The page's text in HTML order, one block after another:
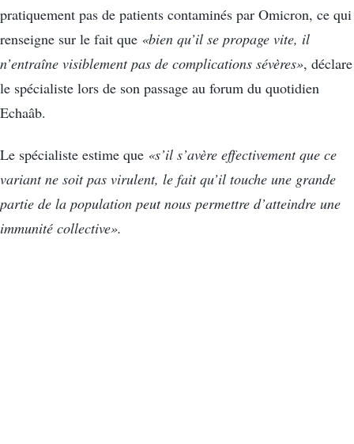
pratiquement pas de patients contaminés par Omicron, ce qui
renseigne sur le fait que «bien qu’il se propage vite, il
n’entraîne visiblement pas de complications sévères», déclare
le spécialiste lors de son passage au forum du quotidien
Echaâb.
Le spécialiste estime que «s’il s’avère effectivement que ce
variant ne soit pas virulent, le fait qu’il touche une grande
partie de la population peut nous permettre d’atteindre une
immunité collective».